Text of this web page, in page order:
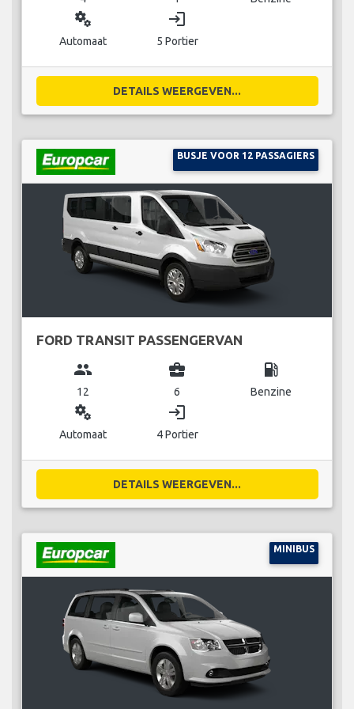
miscellaneous_services
Automaat
login
5 Portier
DETAILS WEERGEVEN...
BUSJE VOOR 12 PASSAGIERS
FORD TRANSIT PASSENGERVAN
group
12
business_center
6
local_gas_station
Benzine
miscellaneous_services
Automaat
login
4 Portier
DETAILS WEERGEVEN...
MINIBUS